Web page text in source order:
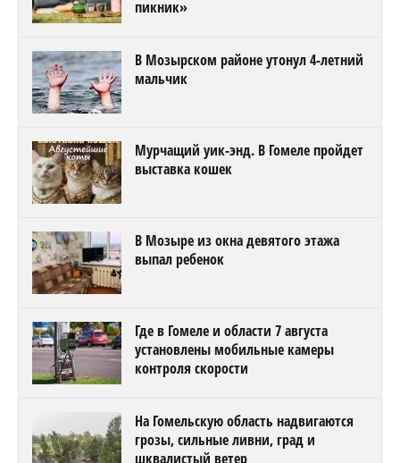
пикник»
В Мозырском районе утонул 4-летний
мальчик
Мурчащий уик-энд. В Гомеле пройдет
выставка кошек
В Мозыре из окна девятого этажа
выпал ребенок
Где в Гомеле и области 7 августа
установлены мобильные камеры
контроля скорости
На Гомельскую область надвигаются
грозы, сильные ливни, град и
шквалистый ветер